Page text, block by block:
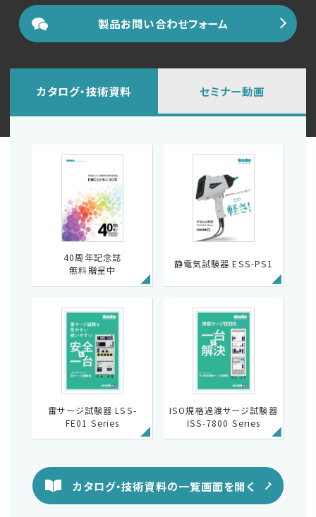
製品お問い合わせフォーム
カタログ・技術資料
40周年記念誌
無料贈呈中
静電気試験器 ESS-PS1
雷サージ試験器 LSS-
FE01 Series
ISO規格過渡サージ試験器
ISS-7800 Series
カタログ・技術資料の一覧画面を開く
セミナー動画